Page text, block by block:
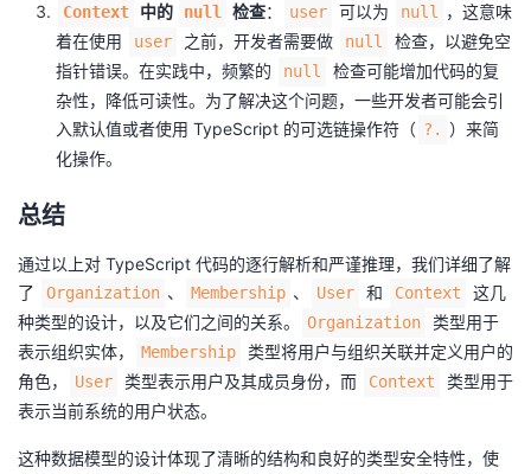
Context 中的 null 检查： user 可以为 null
，这意味
着在使用
user 之前，开发者需要做 null
检查，以避免空
指针错误。在实践中，频繁的
null
检查可能增加代码的复
杂性，降低可读性。为了解决这个问题，一些开发者可能会引
入默认值或者使用 TypeScript 的可选链操作符（ ?.
）来简
化操作。
总结
通过以上对 TypeScript 代码的逐行解析和严谨推理，我们详细了解
了
Organization 、 Membership 、 User 和 Context
这几
种类型的设计，以及它们之间的关系。
Organization
类型用于
表示组织实体，
Membership
类型将用户与组织关联并定义用户的
角色，
User 类型表示用户及其成员身份，而 Context
类型用于
表示当前系统的用户状态。
这种数据模型的设计体现了清晰的结构和良好的类型安全特性，使